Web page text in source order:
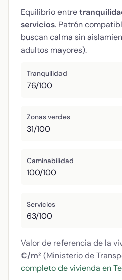
Equilibrio entre
servicios. Patrón
buscan calma sin
adultos mayores).
Tranquilidad
76/100
Zonas verdes
31/100
Caminabilidad
100/100
Servicios
63/100
Valor de referencia de la
€/m² (Ministerio de
completo de vivienda en